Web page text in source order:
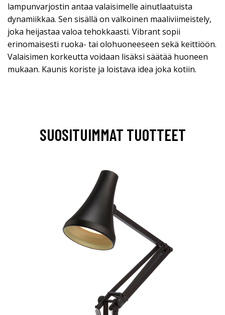
lampunvarjostin antaa valaisimelle ainutlaatuista
dynamiikkaa. Sen sisällä on valkoinen maaliviimeistely,
joka heijastaa valoa tehokkaasti. Vibrant sopii
erinomaisesti ruoka- tai olohuoneeseen sekä keittiöön.
Valaisimen korkeutta voidaan lisäksi säätää huoneen
mukaan. Kaunis koriste ja loistava idea joka kotiin.
SUOSITUIMMAT TUOTTEET